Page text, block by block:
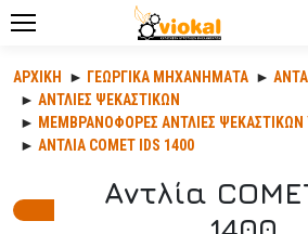
ΑΡΧΙΚΉ ΓΕΩΡΓΙΚΆ ΜΗΧΑΝΉΜΑΤΑ
ΑΝΤΛΙΕΣ ΨΕΚΑΣΤΙΚΩΝ
ΜΕΜΒΡΑΝΟΦΟΡΕΣ ΑΝΤΛΙΕΣ ΨΕΚΑΣΤΙΚΩΝ
ΑΝΤΛΊΑ COMET IDS 1400
Αντλία